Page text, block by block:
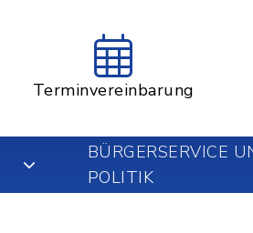
Terminvereinbarung
BÜRGERSERVICE
POLITIK